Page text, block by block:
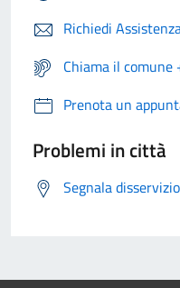
Richiedi
Chiama il
Prenota un
Problemi in città
Segnala disservizio